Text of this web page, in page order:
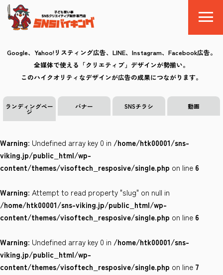
SNSバイキングとは
料金
制作の流れ
クリエイティブ
お気に入り
会社案内
サイトポリシー
Google、Yahoo!リスティング広告、LINE、Instagram、Facebook広告。
全媒体で使える「クリエティブ」デザインが勢揃い。
このハイクオリティなデザインが広告の成果につながります。
ランディングペー
ジ
バナー SNSチラシ 動画
Warning: Undefined array key 0 in /home/htk00001/sns-
viking.jp/public_html/wp-
content/themes/visoftech_resposive/single.php on line 6
Warning: Attempt to read property "slug" on null in
/home/htk00001/sns-viking.jp/public_html/wp-
content/themes/visoftech_resposive/single.php on line 6
Warning: Undefined array key 0 in /home/htk00001/sns-
viking.jp/public_html/wp-
content/themes/visoftech_resposive/single.php on line 7